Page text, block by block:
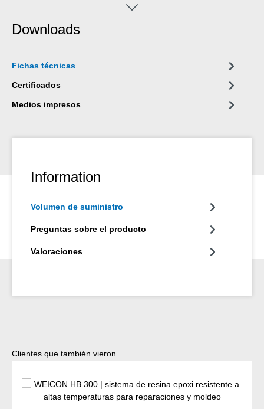
Downloads
Fichas técnicas
Certificados
Medios impresos
Information
Volumen de suministro
Preguntas sobre el producto
Valoraciones
Omitir la galería de productos
Clientes que también vieron